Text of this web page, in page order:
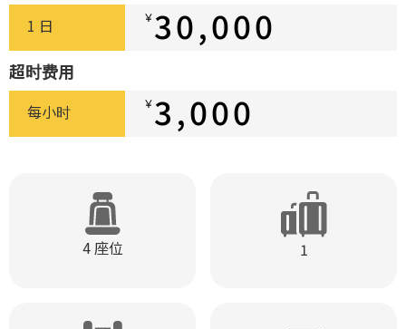
1 日 ￥30,000
超时费用
每小时 ￥3,000
4 座位 1